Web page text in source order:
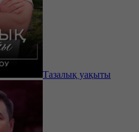
Тазалық уақыты